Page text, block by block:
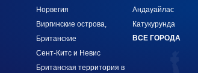
Норвегия
Виргинские острова,
Британские
Сент-Китс и Невис
Британская территория в
Андауайлас
Катукурунда
ВСЕ ГОРОДА